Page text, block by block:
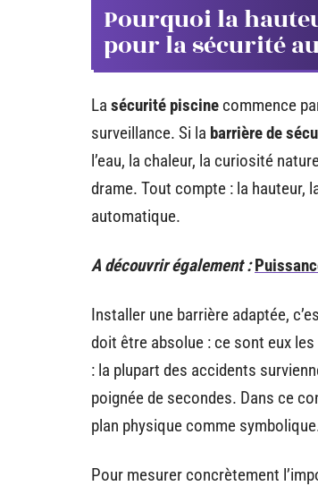
Pourquoi la
pour la sécurité
La sécurité piscine commence
surveillance. Si la barrière de
l’eau, la chaleur, la curiosité
drame. Tout compte : la hauteur,
automatique.
A découvrir également :
Installer une barrière adaptée,
doit être absolue : ce sont eux
: la plupart des accidents
poignée de secondes. Dans ce
plan physique comme
Pour mesurer concrètement